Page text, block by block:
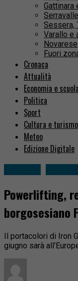
Gattinara
Sessera,
Varallo e
Novarese
Fuori
Cronaca
Attualità
Economia e scuola
Politica
Sport
Cultura e turismo
Meteo
Edizione Digitale
Powerlifting,
borgosesiano
Il portacolori di Iron
giugno sarà